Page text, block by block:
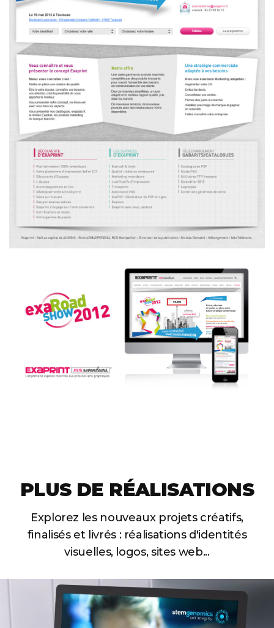
PLUS DE RÉALISATIONS
Explorez les nouveaux projets créatifs,
finalisés et livrés :réalisations d'identités
visuelles, logos, sites web...